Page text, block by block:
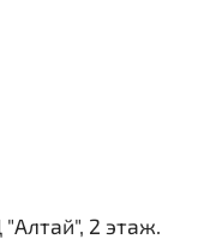
2 этаж.